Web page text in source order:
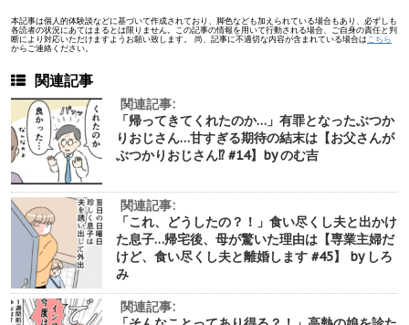
本記事は個人的体験談などに基づいて作成されており、脚色なども加えられている場合もあり、必ずしも
各読者の状況にあてはまるとは限りません。この記事の情報を用いて行動される場合、ご自身の責任と判
断により対応いただけますようお願い致します。 尚、記事に不適切な内容が含まれている場合は こちら
からご連絡ください。
関連記事
関連記事:
「帰ってきてくれたのか…」有罪となったぶつか
りおじさん…甘すぎる期待の結末は【お父さんが
ぶつかりおじさん⁉︎ #14】by のむ吉
関連記事:
「これ、どうしたの？！」食い尽くし夫と出かけ
た息子…帰宅後、母が驚いた理由は【専業主婦だ
けど、食い尽くし夫と離婚します #45】 by しろ
み
関連記事: